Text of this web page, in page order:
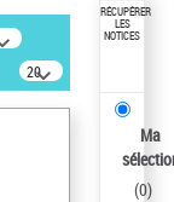
20
résultats/page
RÉCUPÉRER
LES
NOTICES
Ma
(0)